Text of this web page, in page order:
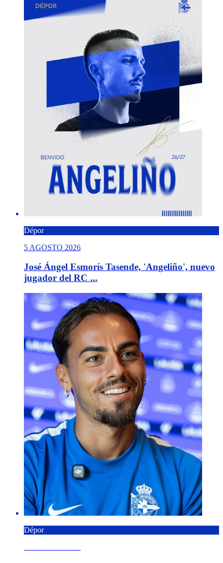
Dépor
5 AGOSTO 2026
José Ángel Esmorís Tasende, 'Angeliño', nuevo
jugador del RC ...
Dépor